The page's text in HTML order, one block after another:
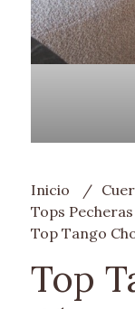
Inicio
Tops
Top Tango
Top